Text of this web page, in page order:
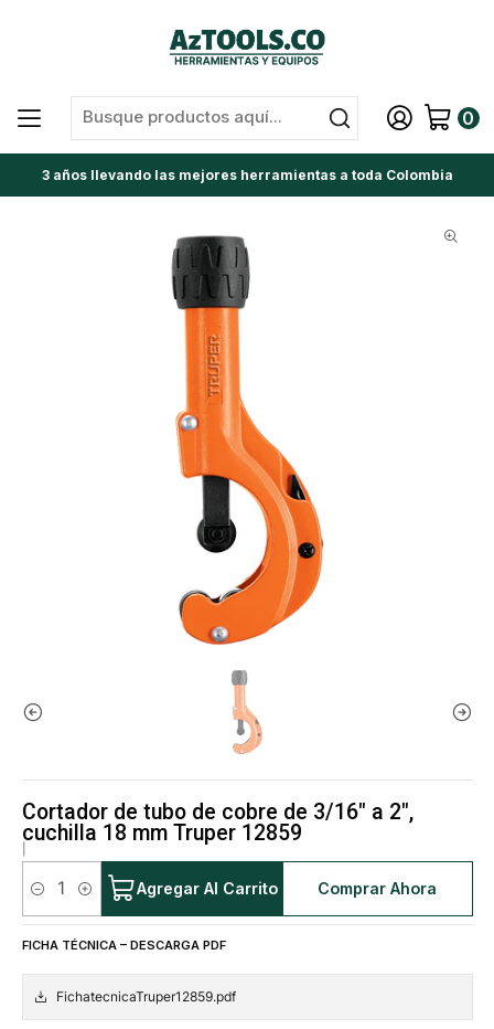
0
3 años llevando las mejores herramientas a toda Colombia
Cortador de tubo de cobre de 3/16" a 2",
cuchilla 18 mm Truper 12859
Cantidad
Agregar Al Carrito Comprar Ahora
FICHA TÉCNICA – DESCARGA PDF
FichatecnicaTruper12859.pdf